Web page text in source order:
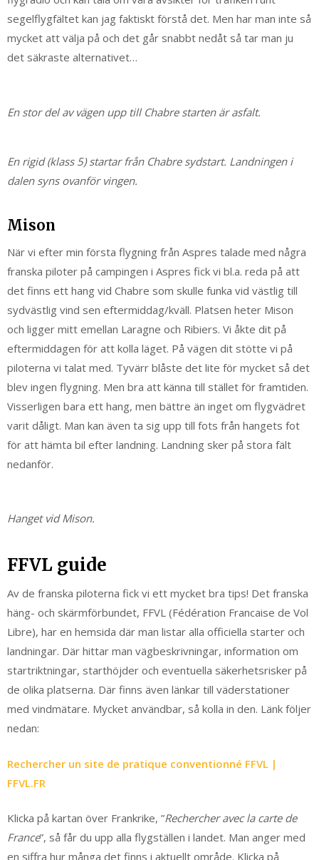
segelflygfältet kan jag faktiskt förstå det. Men har man inte så
mycket att välja på och det går snabbt nedåt så tar man ju
det säkraste alternativet…
En stor del av vägen upp till Chabre starten är asfalt.
En rigid (klass 5) startar från Chabre sydstart. Landningen i
dalen syns ovanför vingen.
Mison
När vi efter min första flygning från Aspres talade med några
franska piloter på campingen i Aspres fick vi bl.a. reda på att
det finns ett hang vid Chabre som skulle funka vid västlig till
sydvästlig vind sen eftermiddag/kväll. Platsen heter Mison
och ligger mitt emellan Laragne och Ribiers. Vi åkte dit på
eftermiddagen för att kolla läget. På vägen dit stötte vi på
piloterna vi talat med. Tyvärr blåste det lite för mycket så det
blev ingen flygning. Men bra att känna till stället för framtiden.
Visserligen bara ett hang, men bättre än inget om flygvädret
varit dåligt. Man kan även ta sig upp till fots från hangets fot
för att hämta bil efter landning. Landning sker på stora fält
nedanför.
Hanget vid Mison.
FFVL guide
Av de franska piloterna fick vi ett mycket bra tips! Det franska
häng- och skärmförbundet, FFVL (Fédération Francaise de Vol
Libre), har en hemsida där man listar alla officiella starter och
landningar. Där hittar man vägbeskrivningar, information om
startriktningar, starthöjder och eventuella säkerhetsrisker på
de olika platserna. Där finns även länkar till väderstationer
med vindmätare. Mycket användbar, så kolla in den. Länk följer
nedan:
Rechercher un site de pratique conventionné FFVL |
FFVL.FR
Klicka på kartan över Frankrike, ”Rechercher avec la carte de
France”, så får du upp alla flygställen i landet. Man anger med
en siffra hur många det finns i aktuellt område. Klicka på